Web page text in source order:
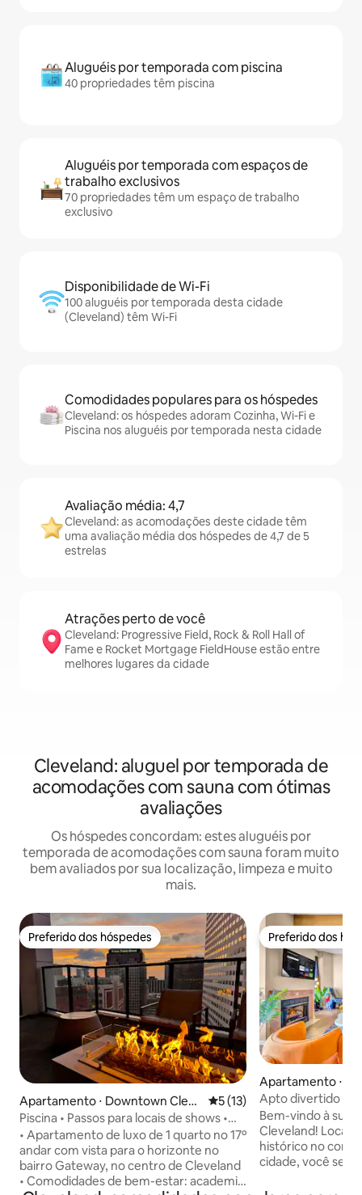
Aluguéis por temporada com piscina
40 propriedades têm piscina
Aluguéis por temporada com espaços de
trabalho exclusivos
70 propriedades têm um espaço de trabalho
exclusivo
Disponibilidade de Wi-Fi
100 aluguéis por temporada desta cidade
(Cleveland) têm Wi-Fi
Comodidades populares para os hóspedes
Cleveland: os hóspedes adoram Cozinha, Wi-Fi e
Piscina nos aluguéis por temporada nesta cidade
Avaliação média: 4,7
Cleveland: as acomodações deste cidade têm
uma avaliação média dos hóspedes de 4,7 de 5
estrelas
Atrações perto de você
Cleveland: Progressive Field, Rock & Roll Hall of
Fame e Rocket Mortgage FieldHouse estão entre
melhores lugares da cidade
Cleveland: aluguel por temporada de
acomodações com sauna com ótimas
avaliações
Os hóspedes concordam: estes aluguéis por
temporada de acomodações com sauna foram muito
bem avaliados por sua localização, limpeza e muito
mais.
Preferido dos hóspedes
Preferido dos hóspedes
Apartamento ⋅ Downtown Cleve
land
5 de uma avaliação média
5 (13)
Piscina • Passos para locais de shows •
Estádios • Vistas
• Apartamento de luxo de 1 quarto no 17º
andar com vista para o horizonte no
bairro Gateway, no centro de Cleveland
• Comodidades de bem-estar: academia
Preferido dos
Preferido dos
Apartamento ⋅
eveland
Apto divertido de
Pebolim •
Bem-vindo à sua
Cleveland!
histórico no
cidade, você